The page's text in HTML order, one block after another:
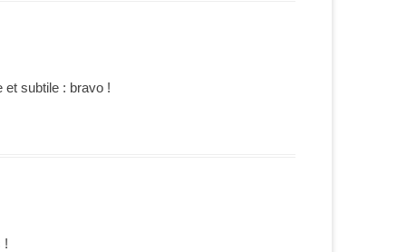
et subtile : bravo !
!